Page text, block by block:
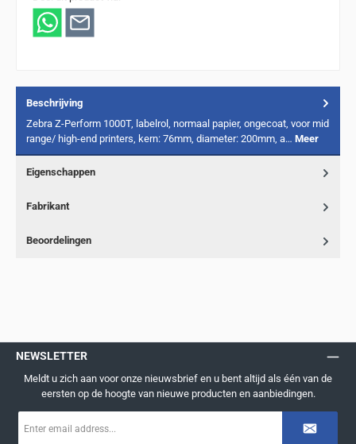
Beschrijving
Zebra Z-Perform 1000T, labelrol, normaal papier, ongecoat, voor mid
range/ high-end printers, kern: 76mm, diameter: 200mm, a… Meer
Eigenschappen
Fabrikant
Beoordelingen
NEWSLETTER
Meldt u zich aan voor onze nieuwsbrief en u bent altijd als één van de
eersten op de hoogte van nieuwe producten en aanbiedingen.
mailadres